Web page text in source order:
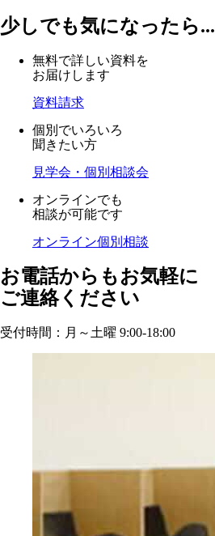
少しでも気になったら...
無料で詳しい資料を
お届けします
資料請求
個別でいろいろ
聞きたい方
見学会・個別相談会
オンラインでも
相談が可能です
オンライン個別相談
お電話からもお気軽に
ご連絡ください
受付時間：月～土曜 9:00-18:00